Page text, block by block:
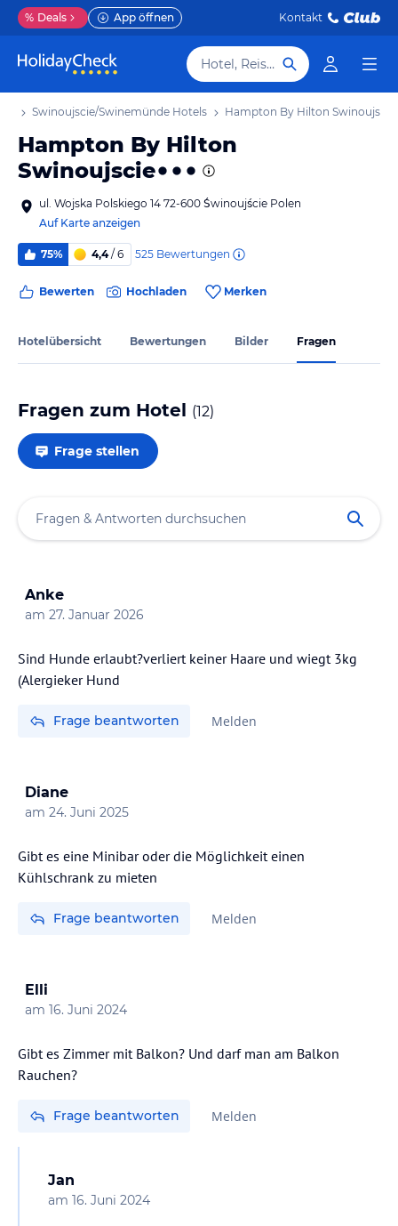
% Deals App öffnen Kontakt
Hotel, Reiseziel
Swinoujscie/Swinemünde Hotels Hampton By Hilton Swinoujscie
Hampton By Hilton
Swinoujscie
ul. Wojska Polskiego 14 72-600 Świnoujście Polen
Auf Karte anzeigen
75% 4,4/ 6 525 Bewertungen
Bewerten Hochladen Merken
Hotelübersicht Bewertungen Bilder Fragen
Fragen zum Hotel (12)
Frage stellen
Anke
am 27. Januar 2026
Sind Hunde erlaubt?verliert keiner Haare und wiegt 3kg
(Alergieker Hund
Frage beantworten Melden
Diane
am 24. Juni 2025
Gibt es eine Minibar oder die Möglichkeit einen
Kühlschrank zu mieten
Frage beantworten Melden
Elli
am 16. Juni 2024
Gibt es Zimmer mit Balkon? Und darf man am Balkon
Rauchen?
Frage beantworten Melden
Jan
am 16. Juni 2024